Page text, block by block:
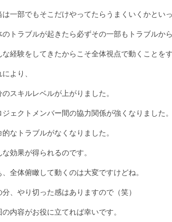
は一部でもそこだけやってたらうまくいくかとい
のトラブルが起きたら必ずその一部もトラブルから
な経験をしてきたからこそ全体視点で動くことを
より、
のスキルレベルが上がりました。
ジェクトメンバー間の協力関係が強くなりました。
的なトラブルがなくなりました。
な効果が得られるのです。
、全体俯瞰して動くのは大変ですけどね。
分、やり切った感はありますので（笑）
の内容がお役に立てれば幸いです。